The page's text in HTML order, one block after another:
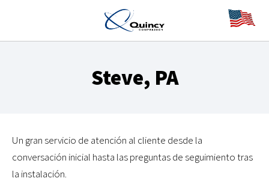
Steve, PA
Un gran servicio de atención al cliente desde la
conversación inicial hasta las preguntas de seguimiento tras
la instalación.